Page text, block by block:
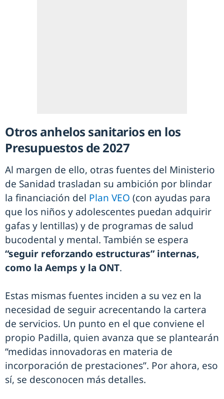
Otros anhelos sanitarios en los
Presupuestos de 2027
Al margen de ello, otras fuentes del Ministerio
de Sanidad trasladan su ambición por blindar
la financiación del Plan VEO (con ayudas para
que los niños y adolescentes puedan adquirir
gafas y lentillas) y de programas de salud
bucodental y mental. También se espera
“seguir reforzando estructuras” internas,
como la Aemps y la ONT.
Estas mismas fuentes inciden a su vez en la
necesidad de seguir acrecentando la cartera
de servicios. Un punto en el que conviene el
propio Padilla, quien avanza que se plantearán
“medidas innovadoras en materia de
incorporación de prestaciones”. Por ahora, eso
sí, se desconocen más detalles.